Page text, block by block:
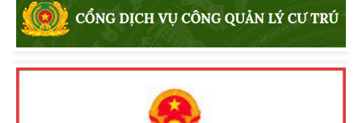
nước
tỉnh Lâm Đồng thi đua thực hiện “Kỷ
luật nhất - Trung thành nhất - Gần dân